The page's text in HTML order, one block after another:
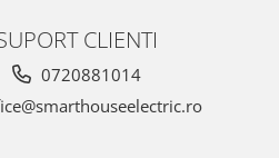
CLIENTI
0720881014